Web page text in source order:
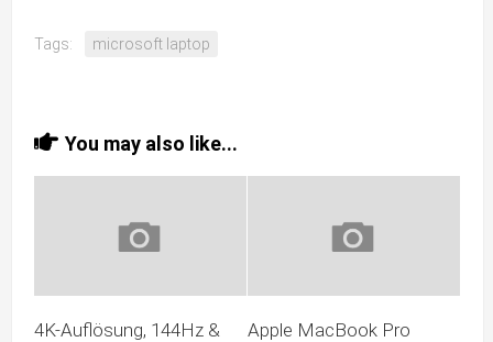
Tags: microsoft laptop
You may also like...
4K-Auflösung, 144Hz &
Apple MacBook Pro